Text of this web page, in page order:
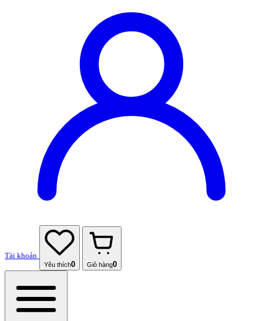
Tài khoản
Yêu thích0 Giỏ hàng0